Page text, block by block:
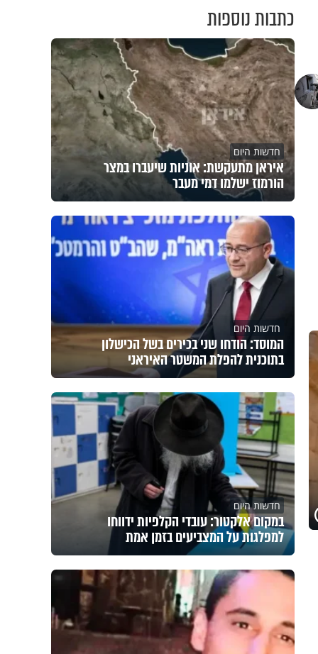
כתבות נוספות
חדשות היום
איראן מתעקשת: אוניות שיעברו במצר
הורמוז ישלמו דמי מעבר
חדשות היום
המוסד: הודחו שני בכירים בשל הכישלון
בתוכנית להפלת המשטר האיראני
חדשות היום
במקום אלקטור: עובדי הקלפיות ידווחו
למפלגות על המצביעים בזמן אמת